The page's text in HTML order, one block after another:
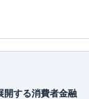
者の「まよい」を解
ツを制作中です。
選び方BOOK
開する消費者金融